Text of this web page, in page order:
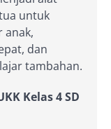
untuk
anak,
dan
tambahan.
Kelas 4 SD